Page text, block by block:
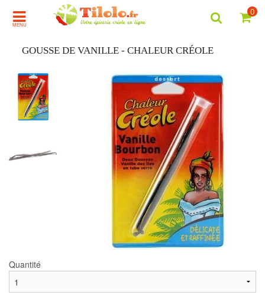
MENU
0
GOUSSE DE VANILLE - CHALEUR CRÉOLE
Quantité